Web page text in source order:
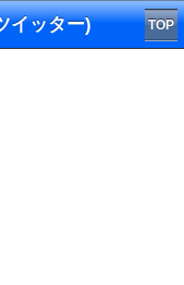
イッター) TOP